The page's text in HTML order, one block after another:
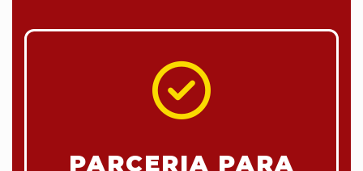
PARCERIA PARA